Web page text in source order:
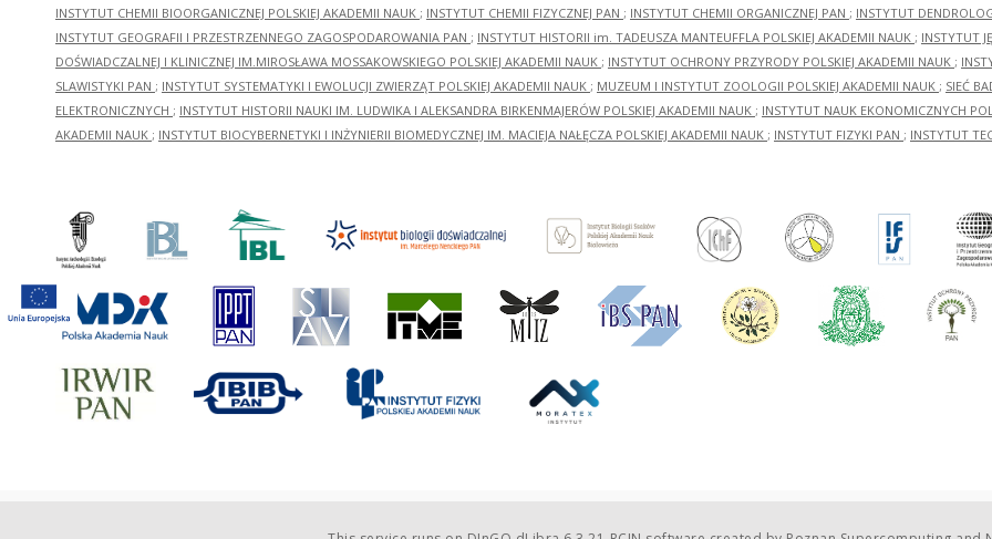
INSTYTUT CHEMII BIOORGANICZNEJ POLSKIEJ AKADEMII NAUK ; INSTYTUT CHEMII FIZYCZNEJ PAN ; INSTYTUT CHEMII ORGANICZNEJ PAN ; INSTYTUT
INSTYTUT GEOGRAFII I PRZESTRZENNEGO ZAGOSPODAROWANIA PAN ; INSTYTUT HISTORII im. TADEUSZA MANTEUFFLA POLSKIEJ AKADEMII NAUK ; INSTYTUT
DOŚWIADCZALNEJ I KLINICZNEJ IM.MIROSŁAWA MOSSAKOWSKIEGO POLSKIEJ AKADEMII NAUK ; INSTYTUT OCHRONY PRZYRODY POLSKIEJ AKADEMII NAUK ;
SLAWISTYKI PAN ; INSTYTUT SYSTEMATYKI I EWOLUCJI ZWIERZĄT POLSKIEJ AKADEMII NAUK ; MUZEUM I INSTYTUT ZOOLOGII POLSKIEJ AKADEMII NAUK ; SIEĆ
ELEKTRONICZNYCH ; INSTYTUT HISTORII NAUKI IM. LUDWIKA I ALEKSANDRA BIRKENMAJERÓW POLSKIEJ AKADEMII NAUK ; INSTYTUT NAUK EKONOMICZNYCH
AKADEMII NAUK ; INSTYTUT BIOCYBERNETYKI I INŻYNIERII BIOMEDYCZNEJ IM. MACIEJA NAŁĘCZA POLSKIEJ AKADEMII NAUK ; INSTYTUT FIZYKI PAN ; INSTYTUT